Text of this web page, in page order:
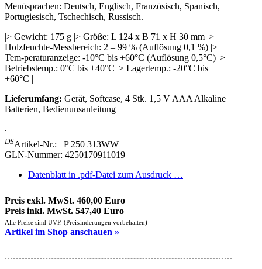
Menüsprachen: Deutsch, Englisch, Französisch, Spanisch,
Portugiesisch, Tschechisch, Russisch.
|> Gewicht: 175 g |> Größe: L 124 x B 71 x H 30 mm |>
Holzfeuchte-Messbereich: 2 – 99 % (Auflösung 0,1 %) |>
Tem-peraturanzeige: -10°C bis +60°C (Auflösung 0,5°C) |>
Betriebstemp.: 0°C bis +40°C |> Lagertemp.: -20°C bis
+60°C |
Lieferumfang: Gerät, Softcase, 4 Stk. 1,5 V AAA Alkaline
Batterien, Bedienunsanleitung
DSArtikel-Nr.: P 250 313WW
GLN-Nummer: 4250170911019
Datenblatt in .pdf-Datei zum Ausdruck …
Preis exkl. MwSt. 460,00 Euro
Preis inkl. MwSt. 547,40 Euro
Alle Preise sind UVP. (Preisänderungen vorbehalten)
Artikel im Shop anschauen »